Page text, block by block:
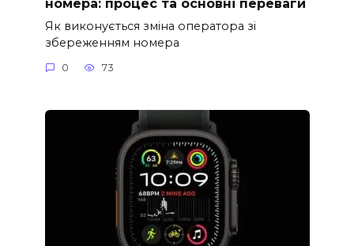
номера: процес та основні переваги
Як виконується зміна оператора зі
збереженням номера
0 73